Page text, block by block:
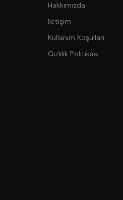
Hakkımızda
İletişim
Kullanım Koşulları
Gizlilik Politikası